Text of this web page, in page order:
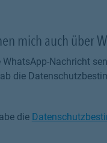
mich auch über
WhatsApp-Nachricht
die
die
die